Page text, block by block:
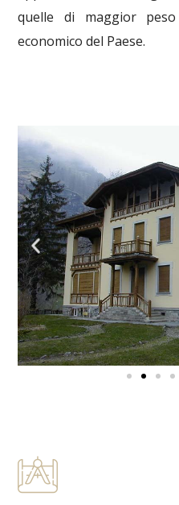
quelle di maggior
economico del Paese.